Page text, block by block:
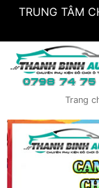
TRUNG TÂM
qua
Trang